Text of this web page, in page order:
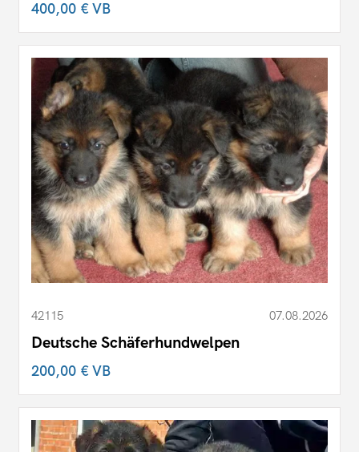
400,00 €VB
42115 07.08.2026
Deutsche Schäferhundwelpen
200,00 €VB